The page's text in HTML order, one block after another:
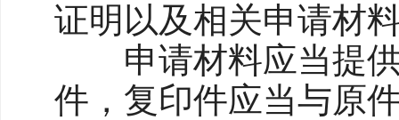
证明以及相关申请材
申请材料应当提供
件，复印件应当与原